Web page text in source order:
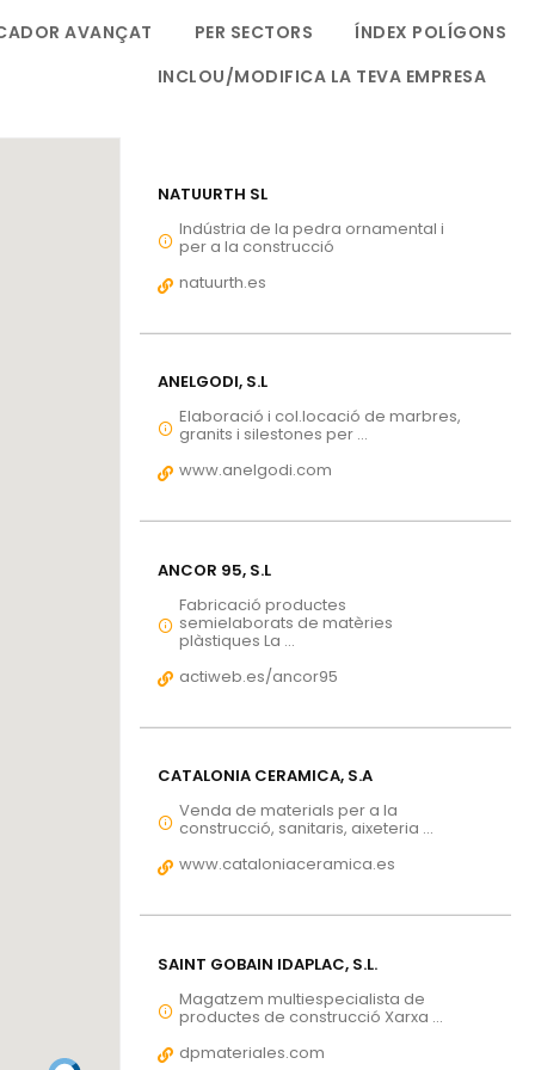
AVANÇAT PER SECTORS
ÍNDEX POLÍGONS
INCLOU/MODIFICA LA TEVA EMPRESA
NATUURTH SL
Indústria de la pedra ornamental i
per a la construcció
natuurth.es
ANELGODI, S.L
Elaboració i col.locació de marbres,
granits i silestones per ...
www.anelgodi.com
ANCOR 95, S.L
Fabricació productes
semielaborats de matèries
plàstiques La ...
actiweb.es/ancor95
CATALONIA CERAMICA, S.A
Venda de materials per a la
construcció, sanitaris, aixeteria ...
www.cataloniaceramica.es
SAINT GOBAIN IDAPLAC, S.L.
Magatzem multiespecialista de
productes de construcció Xarxa ...
dpmateriales.com